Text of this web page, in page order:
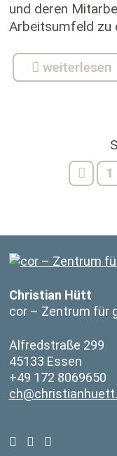
und deren
Arbeitsumfeld zu
weiterlesen
1
Christian Hütt
cor – Zentrum für
Alfredstraße 299
45133 Essen
+49 172 8069650